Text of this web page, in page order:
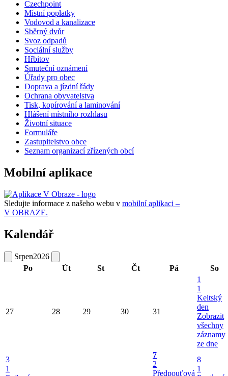
Czechpoint
Místní poplatky
Vodovod a kanalizace
Sběrný dvůr
Svoz odpadů
Sociální služby
Hřbitov
Smuteční oznámení
Úřady pro obec
Doprava a jízdní řády
Ochrana obyvatelstva
Tisk, kopírování a laminování
Hlášení místního rozhlasu
Životní situace
Formuláře
Zastupitelstvo obce
Seznam organizací zřízených obcí
Mobilní aplikace
Sledujte informace z našeho webu v mobilní aplikaci –
V OBRAZE.
Kalendář
Srpen2026
Po
Út St Čt Pá So
27 28 29 30 31
1
1
Keltský
den
Zobrazit
všechny
záznamy
ze dne
3
1
7
2
Předpouťová
8
1